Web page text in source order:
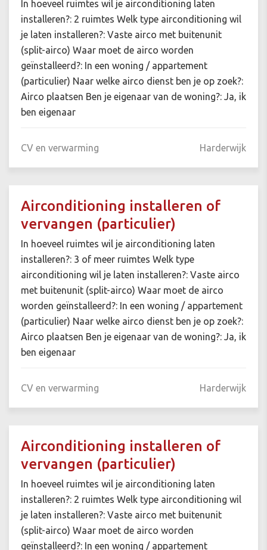
In hoeveel ruimtes wil je airconditioning laten
installeren?: 2 ruimtes Welk type airconditioning wil
je laten installeren?: Vaste airco met buitenunit
(split-airco) Waar moet de airco worden
geïnstalleerd?: In een woning / appartement
(particulier) Naar welke airco dienst ben je op zoek?:
Airco plaatsen Ben je eigenaar van de woning?: Ja, ik
ben eigenaar
CV en verwarming Harderwijk
Airconditioning installeren of
vervangen (particulier)
In hoeveel ruimtes wil je airconditioning laten
installeren?: 3 of meer ruimtes Welk type
airconditioning wil je laten installeren?: Vaste airco
met buitenunit (split-airco) Waar moet de airco
worden geïnstalleerd?: In een woning / appartement
(particulier) Naar welke airco dienst ben je op zoek?:
Airco plaatsen Ben je eigenaar van de woning?: Ja, ik
ben eigenaar
CV en verwarming Harderwijk
Airconditioning installeren of
vervangen (particulier)
In hoeveel ruimtes wil je airconditioning laten
installeren?: 2 ruimtes Welk type airconditioning wil
je laten installeren?: Vaste airco met buitenunit
(split-airco) Waar moet de airco worden
geïnstalleerd?: In een woning / appartement